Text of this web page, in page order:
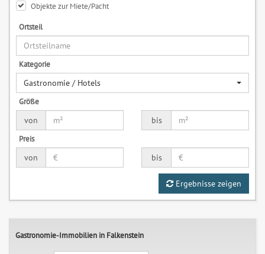
Objekte zur Miete/Pacht
Ortsteil
Kategorie
Gastronomie / Hotels
Größe
von
bis
Preis
von
bis
Ergebnisse zeigen
Gastronomie-Immobilien in Falkenstein